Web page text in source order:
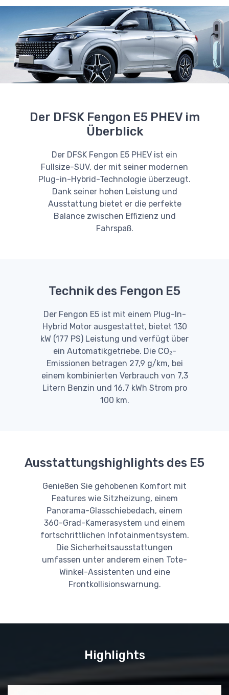
Der DFSK Fengon E5 PHEV im
Überblick
Der DFSK Fengon E5 PHEV ist ein
Fullsize-SUV, der mit seiner modernen
Plug-in-Hybrid-Technologie überzeugt.
Dank seiner hohen Leistung und
Ausstattung bietet er die perfekte
Balance zwischen Effizienz und
Fahrspaß.
Technik des Fengon E5
Der Fengon E5 ist mit einem Plug-In-
Hybrid Motor ausgestattet, bietet 130
kW (177 PS) Leistung und verfügt über
ein Automatikgetriebe. Die CO₂-
Emissionen betragen 27,9 g/km, bei
einem kombinierten Verbrauch von 7,3
Litern Benzin und 16,7 kWh Strom pro
100 km.
Ausstattungshighlights des E5
Genießen Sie gehobenen Komfort mit
Features wie Sitzheizung, einem
Panorama-Glasschiebedach, einem
360-Grad-Kamerasystem und einem
fortschrittlichen Infotainmentsystem.
Die Sicherheitsausstattungen
umfassen unter anderem einen Tote-
Winkel-Assistenten und eine
Frontkollisionswarnung.
Highlights